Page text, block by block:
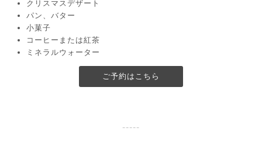
クリスマスデザート
パン、バター
小菓子
コーヒーまたは紅茶
ミネラルウォーター
ご予約はこちら